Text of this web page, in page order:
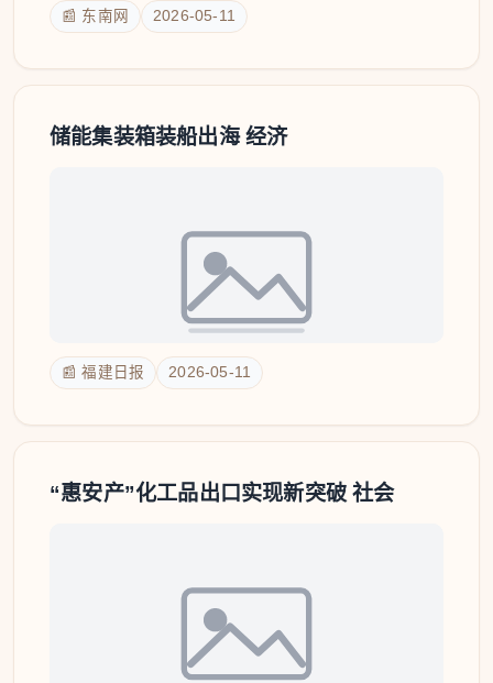
📰 东南网 2026-05-11
储能集装箱装船出海 经济
📰 福建日报 2026-05-11
“惠安产”化工品出口实现新突破 社会